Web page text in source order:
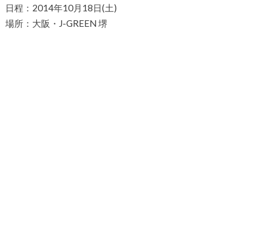
日程：2014年10月18日(土)
場所：大阪・J-GREEN 堺